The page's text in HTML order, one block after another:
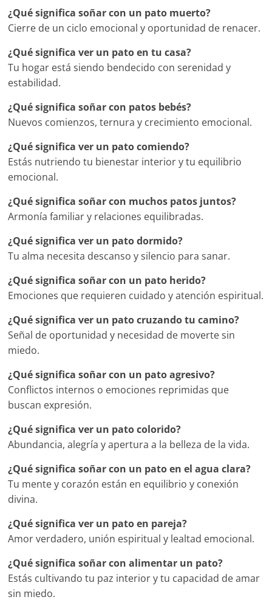
¿Qué significa soñar con un pato muerto?
Cierre de un ciclo emocional y oportunidad de renacer.
¿Qué significa ver un pato en tu casa?
Tu hogar está siendo bendecido con serenidad y
estabilidad.
¿Qué significa soñar con patos bebés?
Nuevos comienzos, ternura y crecimiento emocional.
¿Qué significa ver un pato comiendo?
Estás nutriendo tu bienestar interior y tu equilibrio
emocional.
¿Qué significa soñar con muchos patos juntos?
Armonía familiar y relaciones equilibradas.
¿Qué significa ver un pato dormido?
Tu alma necesita descanso y silencio para sanar.
¿Qué significa soñar con un pato herido?
Emociones que requieren cuidado y atención espiritual.
¿Qué significa ver un pato cruzando tu camino?
Señal de oportunidad y necesidad de moverte sin
miedo.
¿Qué significa soñar con un pato agresivo?
Conflictos internos o emociones reprimidas que
buscan expresión.
¿Qué significa ver un pato colorido?
Abundancia, alegría y apertura a la belleza de la vida.
¿Qué significa soñar con un pato en el agua clara?
Tu mente y corazón están en equilibrio y conexión
divina.
¿Qué significa ver un pato en pareja?
Amor verdadero, unión espiritual y lealtad emocional.
¿Qué significa soñar con alimentar un pato?
Estás cultivando tu paz interior y tu capacidad de amar
sin miedo.